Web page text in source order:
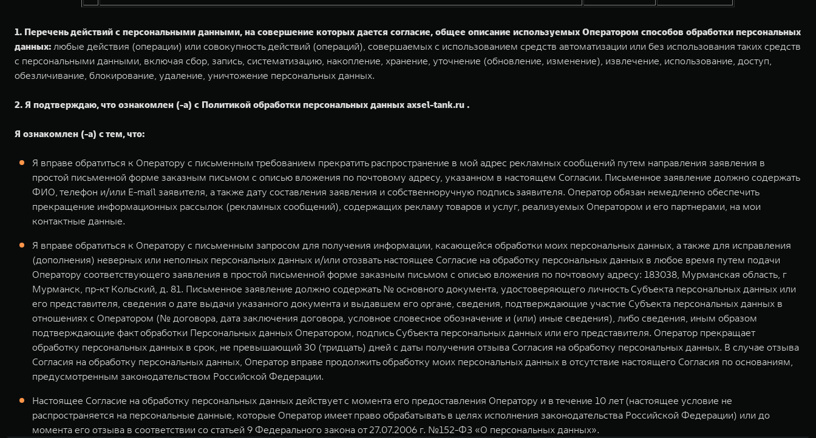
1. Перечень действий с персональными данными, на совершение которых дается согласие, общее описание используемых Оператором способов обработки персональных
данных: любые действия (операции) или совокупность действий (операций), совершаемых с использованием средств автоматизации или без использования таких средств
с персональными данными, включая сбор, запись, систематизацию, накопление, хранение, уточнение (обновление, изменение), извлечение, использование, доступ,
обезличивание, блокирование, удаление, уничтожение персональных данных.
2. Я подтверждаю, что ознакомлен (-а) с Политикой обработки персональных данных axsel-tank.ru .
Я ознакомлен (-а) с тем, что:
Я вправе обратиться к Оператору с письменным требованием прекратить распространение в мой адрес рекламных сообщений путем направления заявления в
простой письменной форме заказным письмом с описью вложения по почтовому адресу, указанном в настоящем Согласии. Письменное заявление должно содержать
ФИО, телефон и/или E-mail заявителя, а также дату составления заявления и собственноручную подпись заявителя. Оператор обязан немедленно обеспечить
прекращение информационных рассылок (рекламных сообщений), содержащих рекламу товаров и услуг, реализуемых Оператором и его партнерами, на мои
контактные данные.
Я вправе обратиться к Оператору с письменным запросом для получения информации, касающейся обработки моих персональных данных, а также для исправления
(дополнения) неверных или неполных персональных данных и/или отозвать настоящее Согласие на обработку персональных данных в любое время путем подачи
Оператору соответствующего заявления в простой письменной форме заказным письмом с описью вложения по почтовому адресу: 183038, Мурманская область, г
Мурманск, пр-кт Кольский, д. 81. Письменное заявление должно содержать № основного документа, удостоверяющего личность Субъекта персональных данных или
его представителя, сведения о дате выдачи указанного документа и выдавшем его органе, сведения, подтверждающие участие Субъекта персональных данных в
отношениях с Оператором (№ договора, дата заключения договора, условное словесное обозначение и (или) иные сведения), либо сведения, иным образом
подтверждающие факт обработки Персональных данных Оператором, подпись Субъекта персональных данных или его представителя. Оператор прекращает
обработку персональных данных в срок, не превышающий 30 (тридцать) дней с даты получения отзыва Согласия на обработку персональных данных. В случае отзыва
Согласия на обработку персональных данных, Оператор вправе продолжить обработку моих персональных данных в отсутствие настоящего Согласия по основаниям,
предусмотренным законодательством Российской Федерации.
Настоящее Согласие на обработку персональных данных действует с момента его предоставления Оператору и в течение 10 лет (настоящее условие не
распространяется на персональные данные, которые Оператор имеет право обрабатывать в целях исполнения законодательства Российской Федерации) или до
момента его отзыва в соответствии со статьей 9 Федерального закона от 27.07.2006 г. №152-ФЗ «О персональных данных».